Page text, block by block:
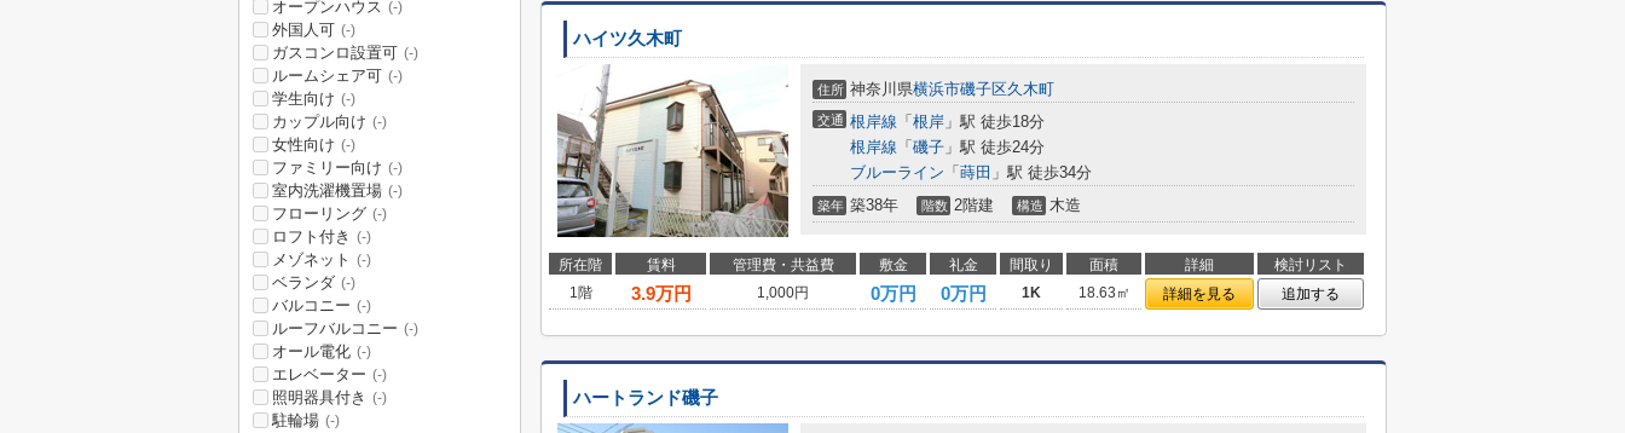
ハイツ久木町
住所 神奈川県横浜市磯子区久木町
交通 根岸線 「 根岸 」駅 徒歩18分
根岸線 「 磯子 」駅 徒歩24分
ブルーライン 「 蒔田 」駅 徒歩34分
築年 築38年 階数 2階建 構造 木造
所在階 賃料 管理費・共益費 敷金 礼金 間取り 面積 詳細
検討リスト
1階
3.9万円 1,000円 0万円 0万円 1K 18.63㎡ 詳細を見る 追加する
ハートランド磯子
オープンハウス (-)
外国人可 (-)
ガスコンロ設置可 (-)
ルームシェア可 (-)
学生向け (-)
カップル向け (-)
女性向け (-)
ファミリー向け (-)
室内洗濯機置場 (-)
フローリング (-)
ロフト付き (-)
メゾネット (-)
ベランダ (-)
バルコニー (-)
ルーフバルコニー (-)
オール電化 (-)
エレベーター (-)
照明器具付き (-)
駐輪場 (-)